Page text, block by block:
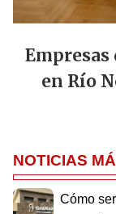
Empresas
en Río
NOTICIAS
Cómo